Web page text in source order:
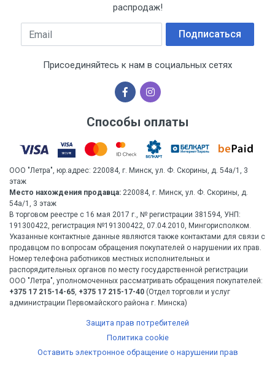
распродаж!
Email Подписаться
Присоединяйтесь к нам в социальных сетях
Способы оплаты
ООО "Летра", юр.адрес: 220084, г. Минск, ул. Ф. Скорины, д. 54а/1, 3
этаж
Место нахождения продавца: 220084, г. Минск, ул. Ф. Скорины, д.
54а/1, 3 этаж
В торговом реестре с 16 мая 2017 г., № регистрации 381594, УНП:
191300422, регистрация №191300422, 07.04.2010, Мингорисполком.
Указанные контактные данные являются также контактами для связи с
продавцом по вопросам обращения покупателей о нарушении их прав.
Номер телефона работников местных исполнительных и
распорядительных органов по месту государственной регистрации
ООО "Летра", уполномоченных рассматривать обращения покупателей:
+375 17 215-14-65, +375 17 215-17-40 (Отдел торговли и услуг
администрации Первомайского района г. Минска)
Защита прав потребителей
Политика cookie
Оставить электронное обращение о нарушении прав